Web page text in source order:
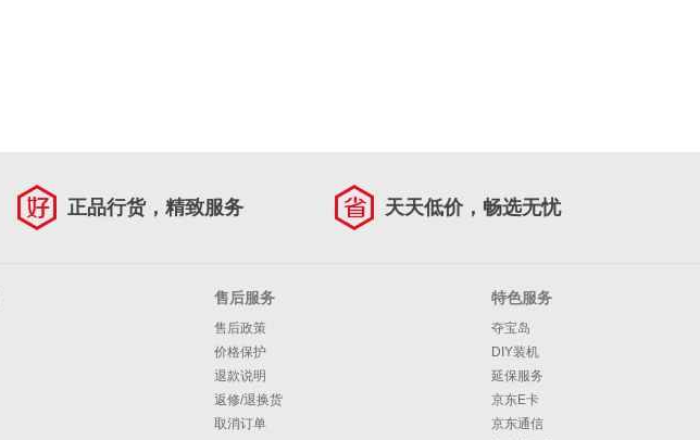
正品行货，精致服务 天天低价，畅选无忧
售后服务
售后政策
价格保护
退款说明
返修/退换货
取消订单
特色服务
夺宝岛
DIY装机
延保服务
京东E卡
京东通信